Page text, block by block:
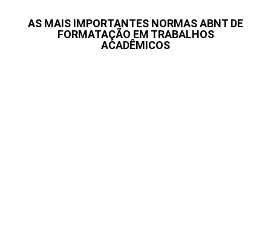
AS MAIS IMPORTANTES NORMAS ABNT DE
FORMATAÇÃO EM TRABALHOS
ACADÊMICOS